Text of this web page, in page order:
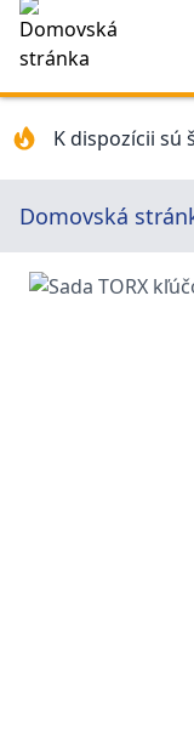
K dispozícii sú
Domovská